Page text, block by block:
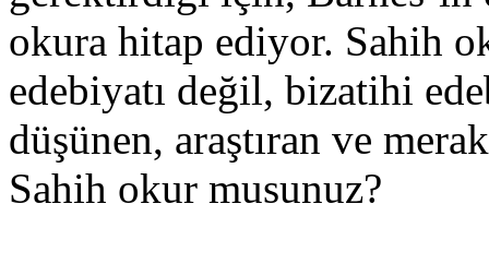
okura hitap ediyor. Sahih
edebiyatı değil, bizatihi
düşünen, araştıran ve
Sahih okur musunuz?